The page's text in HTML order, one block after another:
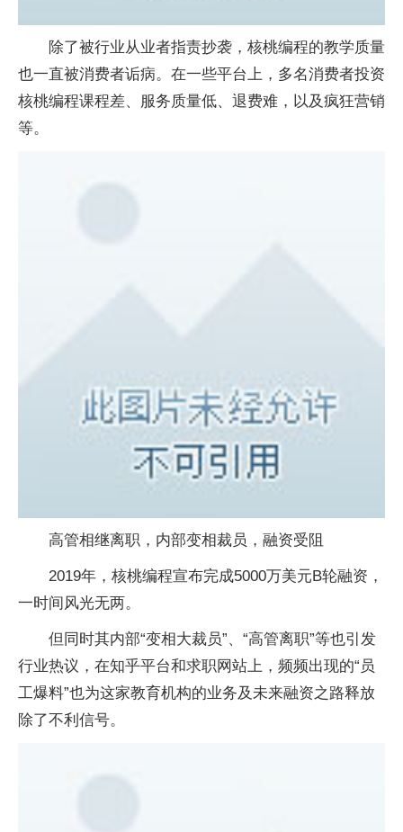
除了被行业从业者指责抄袭，核桃编程的教学质量
也一直被消费者诟病。在一些平台上，多名消费者投资
核桃编程课程差、服务质量低、退费难，以及疯狂营销
等。
高管相继离职，内部变相裁员，融资受阻
2019年，核桃编程宣布完成5000万美元B轮融资，
一时间风光无两。
但同时其内部“变相大裁员”、“高管离职”等也引发
行业热议，在知乎平台和求职网站上，频频出现的“员
工爆料”也为这家教育机构的业务及未来融资之路释放
除了不利信号。